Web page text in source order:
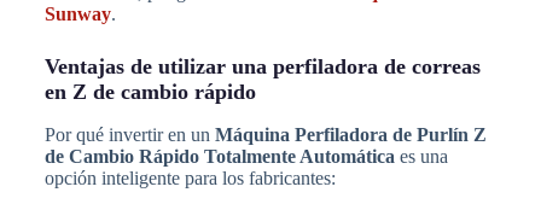
Sunway.
Ventajas de utilizar una perfiladora de correas
en Z de cambio rápido
Por qué invertir en un Máquina Perfiladora de Purlín Z
de Cambio Rápido Totalmente Automática es una
opción inteligente para los fabricantes: